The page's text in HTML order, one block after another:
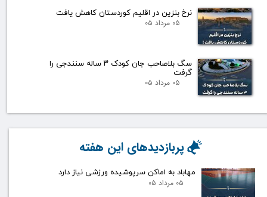
نرخ بنزین در اقلیم کوردستان کاهش یافت
۰۵ مرداد ۰۵
سگ بلاصاحب جان کودک ۳ ساله سنندجی را
گرفت
۰۵ مرداد ۰۵
مهاباد به اماکن سرپوشیده ورزشی نیاز دارد
۰۵ مرداد ۰۵
پربازدیدهای این هفته